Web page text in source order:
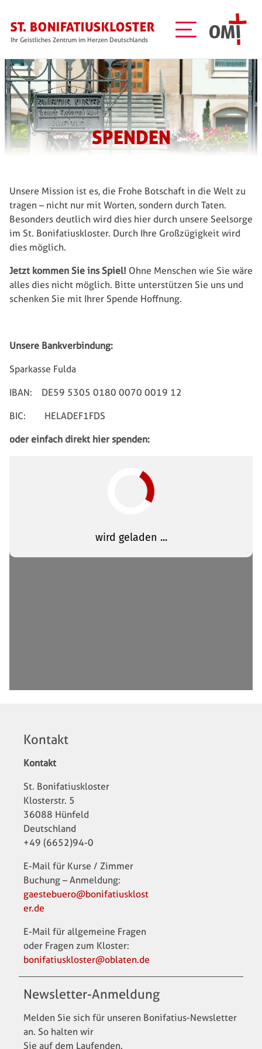
Ihr Geistliches Zentrum im Herzen Deutschlands
SPENDEN
Unsere Mission ist es, die Frohe Botschaft in die Welt zu
tragen – nicht nur mit Worten, sondern durch Taten.
Besonders deutlich wird dies hier durch unsere Seelsorge
im St. Bonifatiuskloster. Durch Ihre Großzügigkeit wird
dies möglich.
Jetzt kommen Sie ins Spiel! Ohne Menschen wie Sie wäre
alles dies nicht möglich. Bitte unterstützen Sie uns und
schenken Sie mit Ihrer Spende Hoffnung.
Unsere Bankverbindung:
Sparkasse Fulda
IBAN: DE59 5305 0180 0070 0019 12
BIC: HELADEF1FDS
oder einfach direkt hier spenden:
Kontakt
Kontakt
St. Bonifatiuskloster
Klosterstr. 5
36088 Hünfeld
Deutschland
+49 (6652)94-0
E-Mail für Kurse / Zimmer
Buchung – Anmeldung:
gaestebuero@bonifatiusklost
er.de
E-Mail für allgemeine Fragen
oder Fragen zum Kloster:
bonifatiuskloster@oblaten.de
Newsletter-Anmeldung
Melden Sie sich für unseren Bonifatius-Newsletter
an. So halten wir
Sie auf dem Laufenden.